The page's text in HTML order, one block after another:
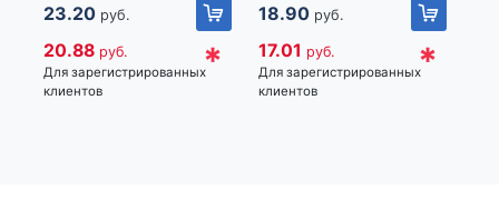
23.20 руб.
20.88 руб.
Для зарегистрированных
клиентов
*
18.90 руб.
17.01 руб.
Для зарегистрированных
клиентов
*